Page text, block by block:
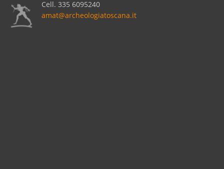
Cell. 335 6095240
amat@archeologiatoscana.it